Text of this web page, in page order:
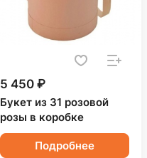
5 450 ₽
Букет из 31 розовой
розы в коробке
Подробнее